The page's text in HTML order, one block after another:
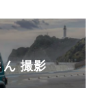
撮影